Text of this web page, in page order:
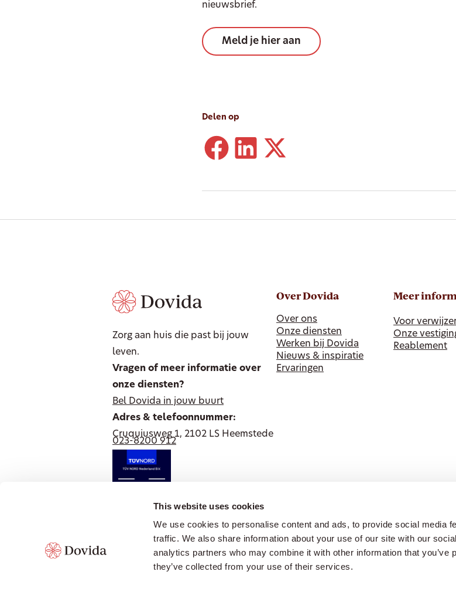
This website uses cookies
We use cookies to personalise content and ads, to provide social media
traffic. We also share information about your use of our site with our
analytics partners who may combine it with other information that you’ve
they’ve collected from your use of their services.
nieuwsbrief.
Meld je hier aan
Delen op
Zorg aan huis die past bij jouw
leven.
Vragen of meer informatie over
onze diensten?
Bel Dovida in jouw buurt
Adres & telefoonnummer:
Cruquiusweg 1, 2102 LS Heemstede
023-8200 912
Over Dovida
Over ons
Onze diensten
Werken bij Dovida
Nieuws & inspiratie
Ervaringen
Meer
Voor
Onze
Reablement